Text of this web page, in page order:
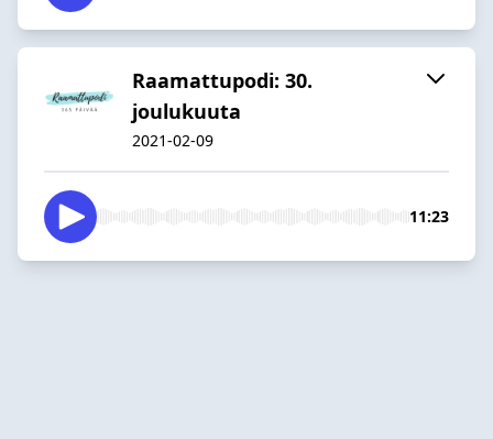
Raamattupodi: 30.
joulukuuta
2021-02-09
11:23